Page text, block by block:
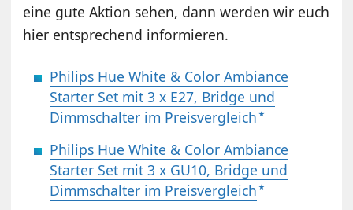
eine gute Aktion sehen, dann werden wir euch
hier entsprechend informieren.
Philips Hue White & Color Ambiance
Starter Set mit 3 x E27, Bridge und
Dimmschalter im Preisvergleich
Philips Hue White & Color Ambiance
Starter Set mit 3 x GU10, Bridge und
Dimmschalter im Preisvergleich